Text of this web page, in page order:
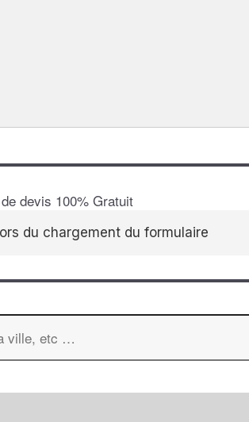
devis 100% Gratuit
du chargement du formulaire